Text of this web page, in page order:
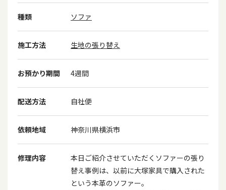
種類 ソファ
施工方法 生地の張り替え
お預かり期間 4週間
配送方法 自社便
依頼地域 神奈川県横浜市
修理内容
本日ご紹介させていただくソファーの張り
替え事例は、以前に大塚家具で購入された
という本革のソファー。